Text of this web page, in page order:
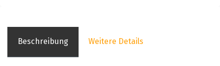
Beschreibung Weitere Details